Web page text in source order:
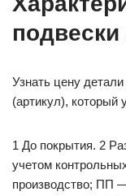
Узнать цену
(артикул), который
1 До покрытия. 2
учетом
производство; ПП